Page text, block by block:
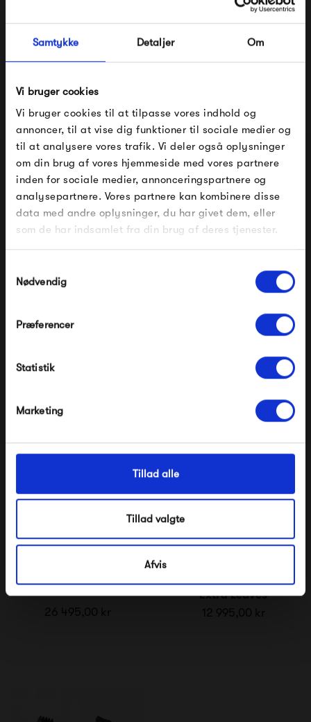
Samtykke Detaljer Om
Vi bruger cookies
Vi bruger cookies til at tilpasse vores indhold og
annoncer, til at vise dig funktioner til sociale medier og
til at analysere vores trafik. Vi deler også oplysninger
om din brug af vores hjemmeside med vores partnere
inden for sociale medier, annonceringspartnere og
analysepartnere. Vores partnere kan kombinere disse
data med andre oplysninger, du har givet dem, eller
som de har indsamlet fra din brug af deres tjenester.
Nødvendig
Præferencer
Statistik
Marketing
Tillad alle
Tillad valgte
Afvis
kuratere en samling af særlige, men tilgængelige, objekter
til det daglige liv. Det er ud fra dette sigte, at de former
den kontinuerligt udviklende historie om New Works.
Se alle varer fra New Works
Produkter fra samme kategori
Eberhart Aldric Eberhart Hector Ø120
21 995,00 kr
Eberhart Hector Ø140
Eberhart Hector 120
Extra Leaves
FÅ 10% PÅ DIN NÆSTE ORDRE
Indtast din e-mail, så sender vi rabatkoden til dig på
mail. Minimumsbeløb er 499 kr. for at indløse
rabatten.
Gælder ikke på produkter fra Fermob, File Under
*Ved at tilmelde dig accepterer du at modtage e-